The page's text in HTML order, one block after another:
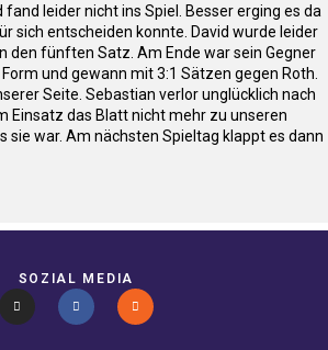
leider nicht ins Spiel. Besser erging es da
sich entscheiden konnte. David wurde leider
den fünften Satz. Am Ende war sein Gegner
und gewann mit 3:1 Sätzen gegen Roth.
Seite. Sebastian verlor unglücklich nach
Einsatz das Blatt nicht mehr zu unseren
sie war. Am nächsten Spieltag klappt es dann
SOZIAL MEDIA